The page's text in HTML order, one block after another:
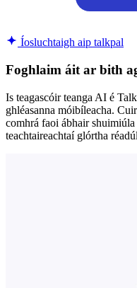
Íosluchtaigh aip talkpal
Foghlaim áit ar bith
Is teagascóir teanga AI é
ghléasanna móibíleacha.
comhrá faoi ábhair
teachtaireachtaí glórtha